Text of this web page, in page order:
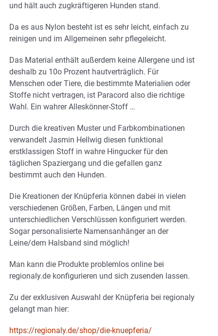
und hält auch zugkräftigeren Hunden stand.
Da es aus Nylon besteht ist es sehr leicht, einfach zu
reinigen und im Allgemeinen sehr pflegeleicht.
Das Material enthält außerdem keine Allergene und ist
deshalb zu 10o Prozent hautverträglich. Für
Menschen oder Tiere, die bestimmte Materialien oder
Stoffe nicht vertragen, ist Paracord also die richtige
Wahl. Ein wahrer Alleskönner-Stoff …
Durch die kreativen Muster und Farbkombinationen
verwandelt Jasmin Hellwig diesen funktional
erstklassigen Stoff in wahre Hingucker für den
täglichen Spaziergang und die gefallen ganz
bestimmt auch den Hunden.
Die Kreationen der Knüpferia können dabei in vielen
verschiedenen Größen, Farben, Längen und mit
unterschiedlichen Verschlüssen konfiguriert werden.
Sogar personalisierte Namensanhänger an der
Leine/dem Halsband sind möglich!
Man kann die Produkte problemlos online bei
regionaly.de konfigurieren und sich zusenden lassen.
Zu der exklusiven Auswahl der Knüpferia bei regionaly
gelangt man hier:
https://regionaly.de/shop/die-knuepferia/